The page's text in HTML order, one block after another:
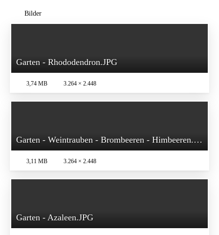
Bilder
Garten - Rhododendron.JPG
3,74 MB 3.264 × 2.448
Garten - Weintrauben - Brombeeren - Himbeeren.JPG
3,11 MB 3.264 × 2.448
Garten - Azaleen.JPG